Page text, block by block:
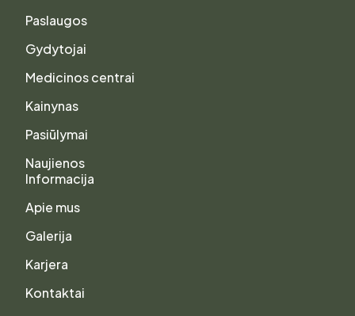
Paslaugos
Gydytojai
Medicinos centrai
Kainynas
Pasiūlymai
Naujienos
Informacija
Apie mus
Galerija
Karjera
Kontaktai